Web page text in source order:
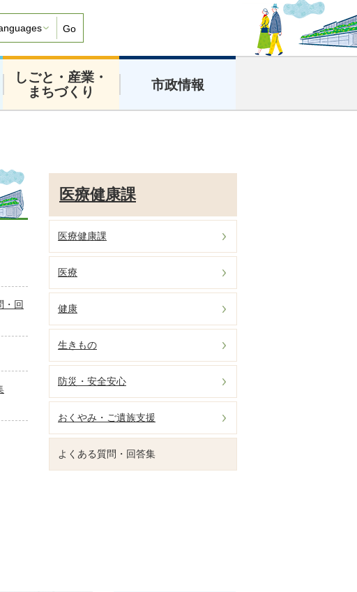
Go
しごと・産業・
まちづくり
市政情報
・回
医療健康課
医療健康課
医療
健康
生きもの
防災・安全安心
おくやみ・ご遺族支援
よくある質問・回答集